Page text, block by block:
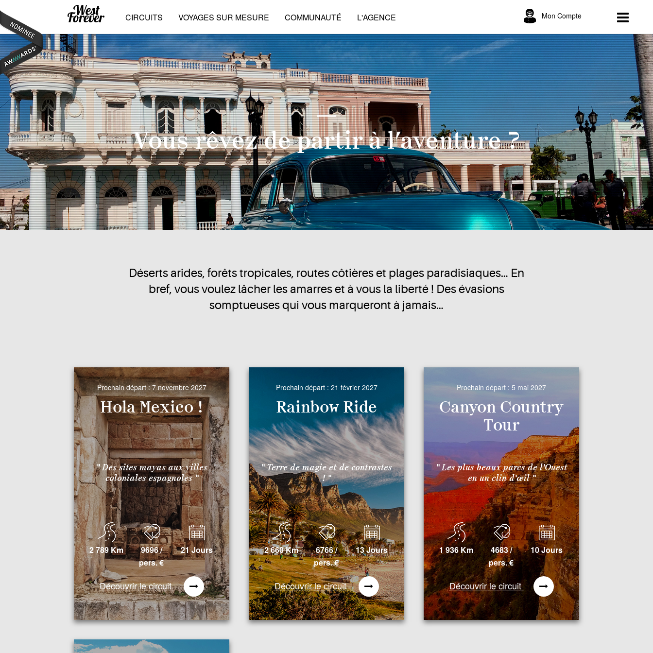
CIRCUITS VOYAGES SUR MESURE COMMUNAUTÉ L'AGENCE Mon Compte
Vous rêvez de partir à l’aventure ?
Déserts arides, forêts tropicales, routes côtières et plages paradisiaques… En
bref, vous voulez lâcher les amarres et à vous la liberté ! Des évasions
somptueuses qui vous marqueront à jamais…
Prochain départ :7 novembre 2027
Hola Mexico !
" Des sites mayas aux villes
coloniales espagnoles "
2 789 Km
9696 /
pers.€
21 Jours
Découvrir le circuit
Prochain départ : 21 février 2027
Rainbow Ride
" Terre de magie et de contrastes
! "
2 660 Km
6766 /
pers.€
13 Jours
Découvrir le circuit
Prochain départ : 5 mai 2027
Canyon Country
Tour
" Les plus beaux parcs de l'Ouest
en un clin d'œil "
1 936 Km
4683 /
pers.€
10 Jours
Découvrir le circuit